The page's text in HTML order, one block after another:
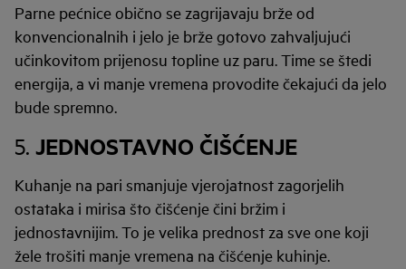
Parne pećnice obično se zagrijavaju brže od
konvencionalnih i jelo je brže gotovo zahvaljujući
učinkovitom prijenosu topline uz paru. Time se štedi
energija, a vi manje vremena provodite čekajući da jelo
bude spremno.
5. JEDNOSTAVNO ČIŠĆENJE
Kuhanje na pari smanjuje vjerojatnost zagorjelih
ostataka i mirisa što čišćenje čini bržim i
jednostavnijim. To je velika prednost za sve one koji
žele trošiti manje vremena na čišćenje kuhinje.